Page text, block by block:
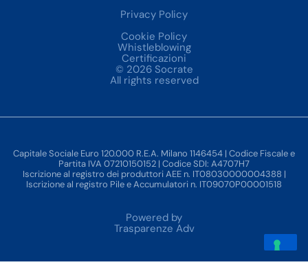
Privacy Policy
Cookie Policy
Whistleblowing
Certificazioni
© 2026 Socrate
All rights reserved
Capitale Sociale Euro 120.000 R.E.A. Milano 1146454 | Codice Fiscale e
Partita IVA 07210150152 | Codice SDI: A4707H7
Iscrizione al registro dei produttori AEE n. IT08030000004388 |
Iscrizione al registro Pile e Accumulatori n. IT09070P00001518
Powered by
Trasparenze Adv